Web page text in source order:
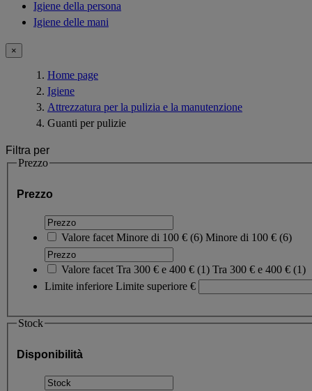
Igiene della persona
Igiene delle mani
×
Home page
Igiene
Attrezzatura per la pulizia e la manutenzione
Guanti per pulizie
Filtra per
Prezzo
Prezzo
Valore facet Minore di 100 € (6) Minore di 100 € (6)
Valore facet Tra 300 € e 400 € (1) Tra 300 € e 400 € (1)
Limite inferiore Limite superiore €
Stock
Disponibilità